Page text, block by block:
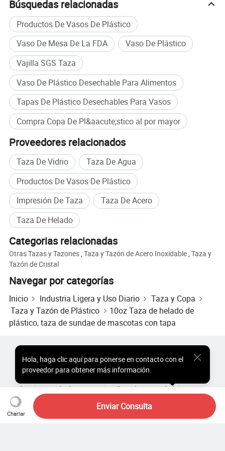
Búsquedas relacionadas
Productos De Vasos De Plástico
Vaso De Mesa De La FDA
Vaso De Plástico
Vajilla SGS Taza
Vaso De Plástico Desechable Para Alimentos
Tapas De Plástico Desechables Para Vasos
Compra Copa De Pl&aacute;stico al por mayor
Proveedores relacionados
Taza De Vidrio
Taza De Agua
Productos De Vasos De Plástico
Impresión De Taza
Taza De Acero
Taza De Helado
Categorias relacionadas
Otras Tazas y Tazones,Taza y Tazón de Acero Inoxidable,Taza y
Tazón de Cristal
Navegar por categorías
Inicio Industria Ligera y Uso Diario
Taza y Copa
Taza y Tazón de Plástico
10oz Taza de helado de
plástico, taza de sundae de mascotas con tapa
Charlar
Enviar Consulta
Hola, haga clic aquí para ponerse en contacto con el
proveedor para obtener más información.
Precio de Productos Populares
Productos Populares al por Mayor
Comprador de Estrella
Sobre
Acuerdo de Usuario Política de Privacidad
Contacto
Copyright © 2026 Focus Technology Co., Ltd. All Rights Reserved